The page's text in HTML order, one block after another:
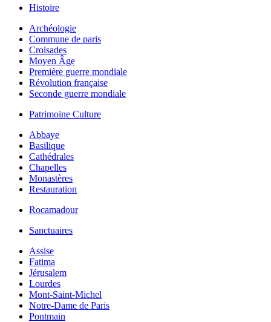
Histoire
Archéologie
Commune de paris
Croisades
Moyen Âge
Première guerre mondiale
Révolution française
Seconde guerre mondiale
Patrimoine Culture
Abbaye
Basilique
Cathédrales
Chapelles
Monastères
Restauration
Rocamadour
Sanctuaires
Assise
Fatima
Jérusalem
Lourdes
Mont-Saint-Michel
Notre-Dame de Paris
Pontmain